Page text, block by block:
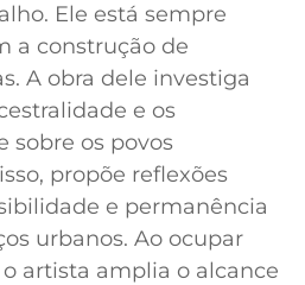
Ele está sempre
a construção de
A obra dele investiga
e os
sobre os povos
propõe reflexões
e permanência
urbanos. Ao ocupar
artista amplia o alcance